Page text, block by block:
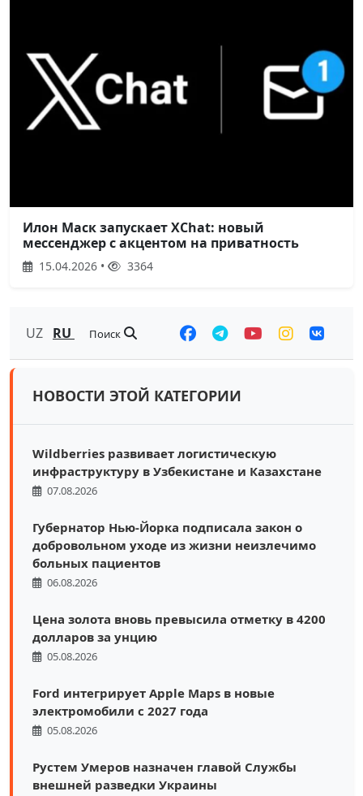
Илон Маск запускает XChat: новый
мессенджер с акцентом на приватность
15.04.2026 • 3364
UZ RU Поиск
НОВОСТИ ЭТОЙ КАТЕГОРИИ
Wildberries развивает логистическую
инфраструктуру в Узбекистане и Казахстане
07.08.2026
Губернатор Нью-Йорка подписала закон о
добровольном уходе из жизни неизлечимо
больных пациентов
06.08.2026
Цена золота вновь превысила отметку в 4200
долларов за унцию
05.08.2026
Ford интегрирует Apple Maps в новые
электромобили с 2027 года
05.08.2026
Рустем Умеров назначен главой Службы
внешней разведки Украины